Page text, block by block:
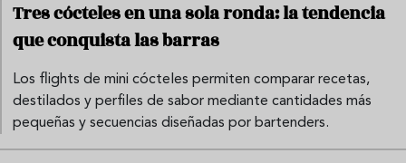
Tres cócteles en una sola ronda: la tendencia
que conquista las barras
Los flights de mini cócteles permiten comparar recetas,
destilados y perfiles de sabor mediante cantidades más
pequeñas y secuencias diseñadas por bartenders.